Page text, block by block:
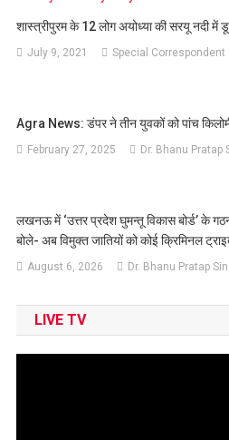
शास्त्रीपुरम के 12 लोग अयोध्या की सरयू नदी में
July 9, 2021 Special Correspondent
Agra News: डंपर ने तीन युवकों को पांच
February 27, 2025 Dr. Bhanu Pratap
लखनऊ में ‘उत्तर प्रदेश घुमन्तू विकास बोर्ड’ के
बोले- अब विमुक्त जातियों को कोई क्रिमिनल
August 6, 2026 Dr. Bhanu Pratap
LIVE TV